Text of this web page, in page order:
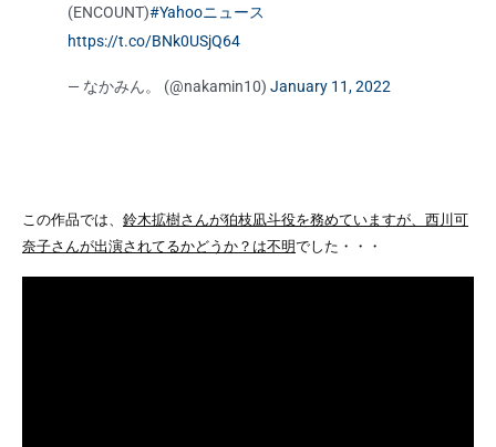
(ENCOUNT)#Yahooニュース
https://t.co/BNk0USjQ64
— なかみん。 (@nakamin10)January 11, 2022
この作品では、 鈴木拡樹さんが狛枝凪斗役を務めていますが、西川可
奈子さんが出演されてるかどうか？は不明でした・・・